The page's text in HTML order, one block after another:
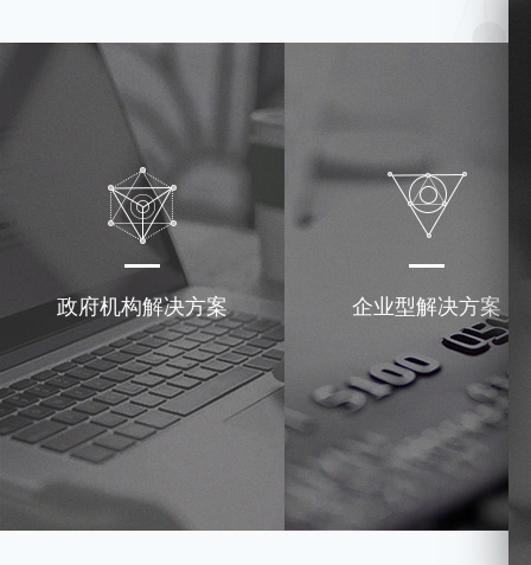
政府机构解决方案 企业型解决方案